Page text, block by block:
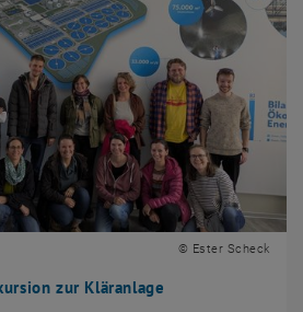
zur Kläranlage
© Ester Scheck